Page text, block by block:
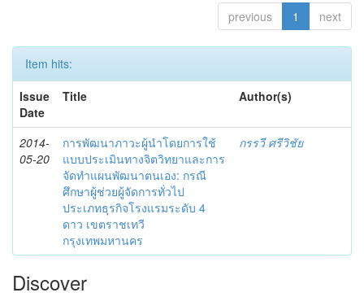
previous 1 next
Item hits:
Issue
Date
Title Author(s)
2014-
05-20
การพัฒนาภาวะผู้นำโดยการใช้
แบบประเมินทางจิตวิทยาและการ
จัดทำแผนพัฒนาตนเอง: กรณี
ศึกษาผู้ช่วยผู้จัดการทั่วไป
ประเภทธุรกิจโรงแรมระดับ 4
ดาว เขตราชเทวี
กรุงเทพมหานคร
กรรวี ศรีวิชัย
Discover